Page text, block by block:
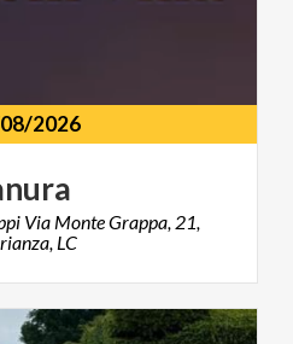
2026
Via Monte Grappa, 21,
LC